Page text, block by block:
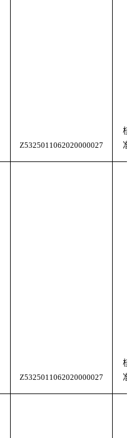
Z5325011062020000027
核
准
Z5325011062020000027
核
准